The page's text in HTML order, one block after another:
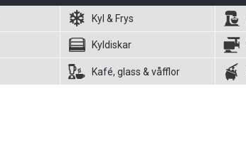
Kyl & Frys
Kyldiskar
Kafé, glass & våfflor